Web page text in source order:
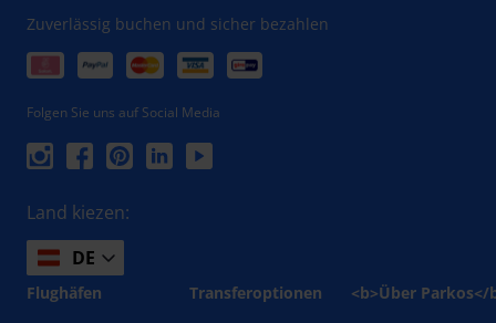
Zuverlässig buchen und sicher bezahlen
Folgen Sie uns auf Social Media
Land kiezen:
DE
Flughäfen Transferoptionen <b>Über Parkos</